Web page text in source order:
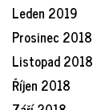
Leden 2019
Prosinec 2018
Listopad 2018
Říjen 2018